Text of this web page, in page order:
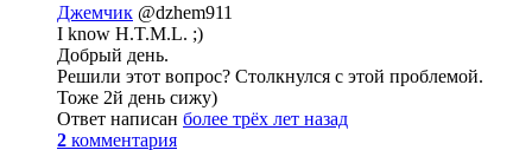
Джемчик @dzhem911
I know H.T.M.L. ;)
Добрый день.
Решили этот вопрос? Столкнулся с этой проблемой.
Тоже 2й день сижу)
Ответ написан более трёх лет назад
2 комментария